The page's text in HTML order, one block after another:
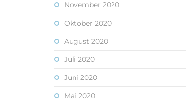
November 2020
Oktober 2020
August 2020
Juli 2020
Juni 2020
Mai 2020